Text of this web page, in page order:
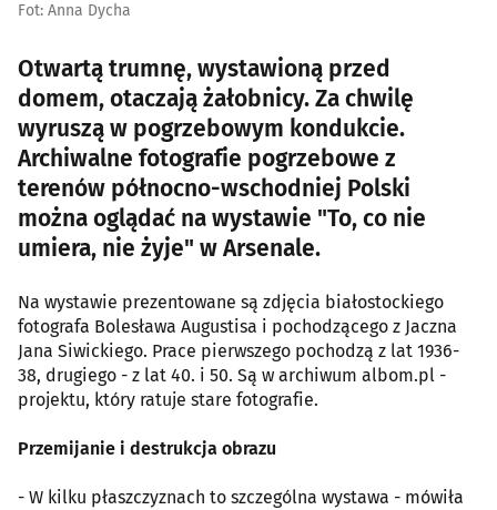
Fot: Anna Dycha
Otwartą trumnę, wystawioną przed
domem, otaczają żałobnicy. Za chwilę
wyruszą w pogrzebowym kondukcie.
Archiwalne fotografie pogrzebowe z
terenów północno-wschodniej Polski
można oglądać na wystawie "To, co nie
umiera, nie żyje" w Arsenale.
Na wystawie prezentowane są zdjęcia białostockiego
fotografa Bolesława Augustisa i pochodzącego z Jaczna
Jana Siwickiego. Prace pierwszego pochodzą z lat 1936-
38, drugiego - z lat 40. i 50. Są w archiwum albom.pl -
projektu, który ratuje stare fotografie.
Przemijanie i destrukcja obrazu
- W kilku płaszczyznach to szczególna wystawa - mówiła